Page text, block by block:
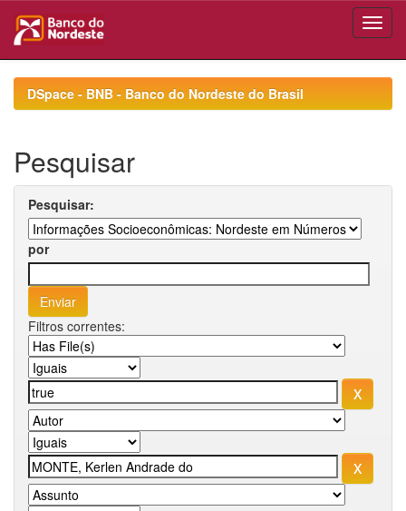
navigationDSpace - BNB - Banco do Nordeste do Brasil
Pesquisar
Pesquisar:
por
Filtros correntes: